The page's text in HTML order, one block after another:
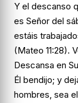
Y el descanso
es Señor del
estáis
(Mateo 11:28).
Descansa en
Él bendijo; y
hombres, sea